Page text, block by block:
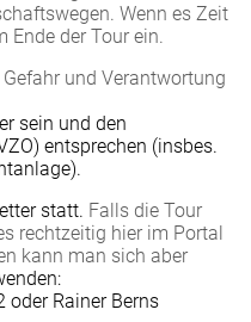
Wenn es Zeit
Ende der Tour ein.
und Verantwortung
sein und den
entsprechen (insbes.
statt. Falls die Tour
rechtzeitig hier im Portal
kann man sich aber
oder Rainer Berns